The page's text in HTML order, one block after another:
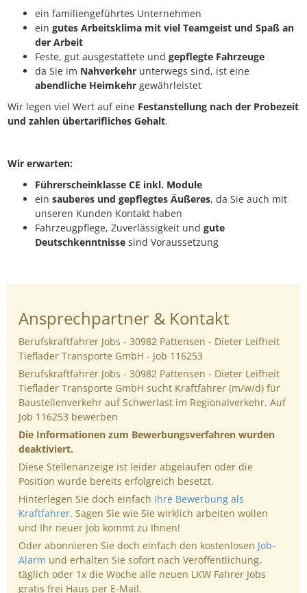
ein familiengeführtes Unternehmen
ein gutes Arbeitsklima mit viel Teamgeist und Spaß an
der Arbeit
Feste, gut ausgestattete und gepflegte Fahrzeuge
da Sie im Nahverkehr unterwegs sind, ist eine
abendliche Heimkehr gewährleistet
Wir legen viel Wert auf eine Festanstellung nach der Probezeit
und zahlen übertarifliches Gehalt.
Wir erwarten:
Führerscheinklasse CE inkl. Module
ein sauberes und gepflegtes Äußeres, da Sie auch mit
unseren Kunden Kontakt haben
Fahrzeugpflege, Zuverlässigkeit und gute
Deutschkenntnisse sind Voraussetzung
Ansprechpartner & Kontakt
Berufskraftfahrer Jobs - 30982 Pattensen - Dieter Leifheit
Tieflader Transporte GmbH - Job 116253
Berufskraftfahrer Jobs - 30982 Pattensen - Dieter Leifheit
Tieflader Transporte GmbH sucht Kraftfahrer (m/w/d) für
Baustellenverkehr auf Schwerlast im Regionalverkehr. Auf
Job 116253 bewerben
Die Informationen zum Bewerbungsverfahren wurden
deaktiviert.
Diese Stellenanzeige ist leider abgelaufen oder die
Position wurde bereits erfolgreich besetzt.
Hinterlegen Sie doch einfach Ihre Bewerbung als
Kraftfahrer. Sagen Sie wie Sie wirklich arbeiten wollen
und Ihr neuer Job kommt zu Ihnen!
Oder abonnieren Sie doch einfach den kostenlosen Job-
Alarm und erhalten Sie sofort nach Veröffentlichung,
täglich oder 1x die Woche alle neuen LKW Fahrer Jobs
gratis frei Haus per E-Mail.